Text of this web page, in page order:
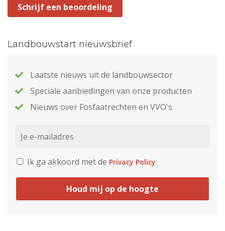
Schrijf een beoordeling
Landbouwstart nieuwsbrief
Laatste nieuws uit de landbouwsector
Speciale aanbiedingen van onze producten
Nieuws over Fosfaatrechten en VVO's
Ik ga akkoord met de Privacy Policy
Houd mij op de hoogte